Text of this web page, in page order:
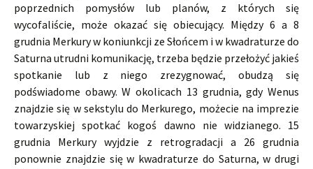
poprzednich pomysłów lub planów, z których się
wycofaliście, może okazać się obiecujący. Między 6 a 8
grudnia Merkury w koniunkcji ze Słońcem i w kwadraturze do
Saturna utrudni komunikację, trzeba będzie przełożyć jakieś
spotkanie lub z niego zrezygnować, obudzą się
podświadome obawy. W okolicach 13 grudnia, gdy Wenus
znajdzie się w sekstylu do Merkurego, możecie na imprezie
towarzyskiej spotkać kogoś dawno nie widzianego. 15
grudnia Merkury wyjdzie z retrogradacji a 26 grudnia
ponownie znajdzie się w kwadraturze do Saturna, w drugi